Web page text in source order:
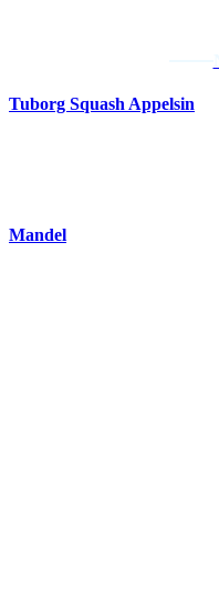
Tuborg Squash Appelsin
Mandel